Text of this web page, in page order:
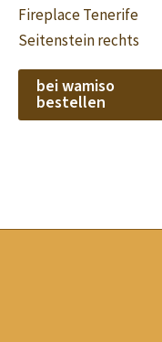
Fireplace Tenerife
Seitenstein rechts
bei wamiso
bestellen